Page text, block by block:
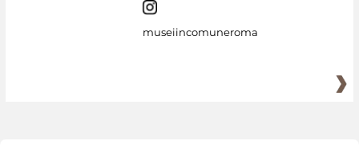
museiincomuneroma